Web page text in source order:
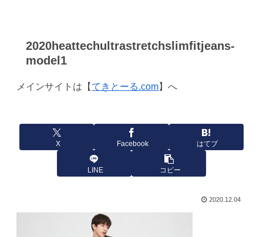
2020heattechultrastretchslimfitjeans-
model1
メインサイトは【てきとーる.com】へ
X Facebook はてブ
LINE コピー
2020.12.04